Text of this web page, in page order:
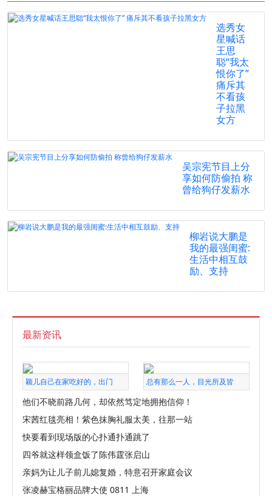
选秀女
星喊话
王思
聪“我太
恨你了”
痛斥其
不看孩
子拉黑
女方
吴宗宪节目上分
享如何防偷拍 称
曾给狗仔发薪水
柳岩说大鹏是
我的最强闺蜜:
生活中相互鼓
励、支持
最新资讯
颖儿自己在家吃好的，出门 总有那么一人，目光所及皆
他们不晓前路几何，却依然笃定地拥抱信仰！
宋茜红毯亮相！紫色抹胸礼服太美，往那一站
快要看到现场版的心扑通扑通跳了
四爷就这样领盒饭了陈伟霆张启山
亲妈为让儿子前儿媳复婚，特意召开家庭会议
张凌赫宝格丽品牌大使 0811 上海️